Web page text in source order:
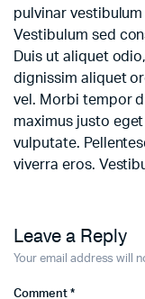
pulvinar
Vestibulum sed
Duis ut aliquet
dignissim aliquet
vel. Morbi tempor
maximus justo
vulputate.
viverra eros.
Leave a Reply
Your email address will
Comment *